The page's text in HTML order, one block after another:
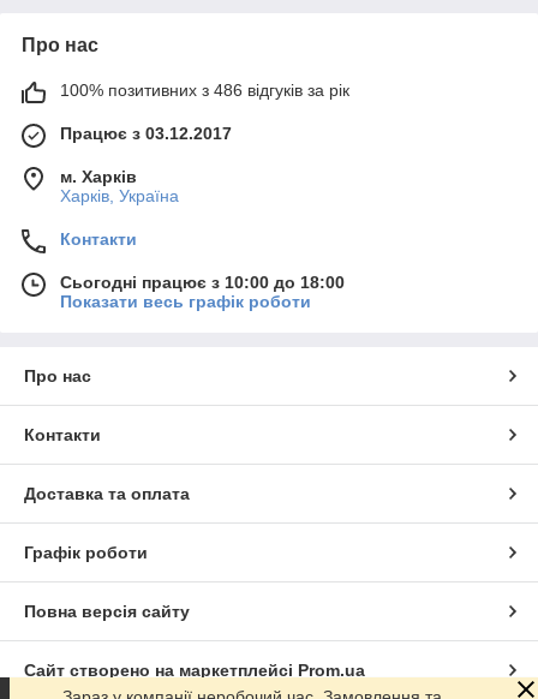
Про нас
100% позитивних з 486 відгуків за рік
Працює з 03.12.2017
м. Харків
Харків, Україна
Контакти
Сьогодні працює з 10:00 до 18:00
Показати весь графік роботи
Про нас
Контакти
Доставка та оплата
Графік роботи
Повна версія сайту
Сайт створено на маркетплейсі Prom.ua